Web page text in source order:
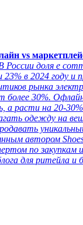
vs
России доля e
23% в 2024 году и
рынка
более 30%.
расти на 20-30%
одежду на
автором
по
для ритейла и